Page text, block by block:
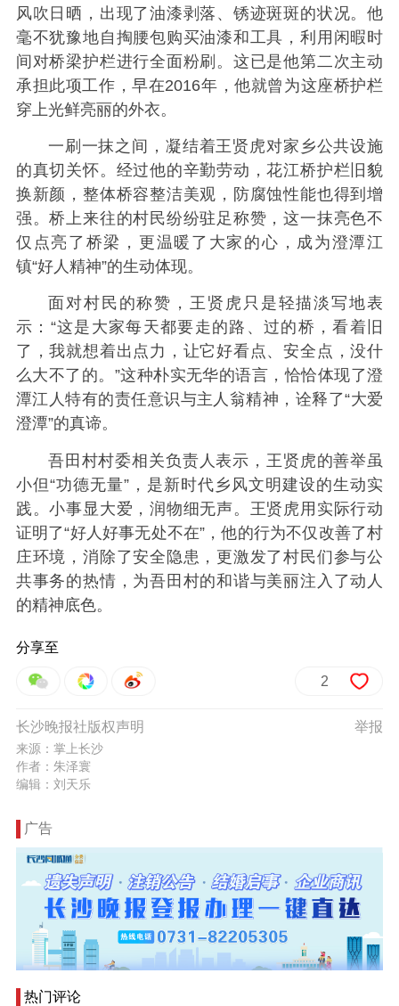
风吹日晒，出现了油漆剥落、锈迹斑斑的状况。他
毫不犹豫地自掏腰包购买油漆和工具，利用闲暇时
间对桥梁护栏进行全面粉刷。这已是他第二次主动
承担此项工作，早在2016年，他就曾为这座桥护栏
穿上光鲜亮丽的外衣。
一刷一抹之间，凝结着王贤虎对家乡公共设施
的真切关怀。经过他的辛勤劳动，花江桥护栏旧貌
换新颜，整体桥容整洁美观，防腐蚀性能也得到增
强。桥上来往的村民纷纷驻足称赞，这一抹亮色不
仅点亮了桥梁，更温暖了大家的心，成为澄潭江
镇“好人精神”的生动体现。
面对村民的称赞，王贤虎只是轻描淡写地表
示：“这是大家每天都要走的路、过的桥，看着旧
了，我就想着出点力，让它好看点、安全点，没什
么大不了的。”这种朴实无华的语言，恰恰体现了澄
潭江人特有的责任意识与主人翁精神，诠释了“大爱
澄潭”的真谛。
吾田村村委相关负责人表示，王贤虎的善举虽
小但“功德无量”，是新时代乡风文明建设的生动实
践。小事显大爱，润物细无声。王贤虎用实际行动
证明了“好人好事无处不在”，他的行为不仅改善了村
庄环境，消除了安全隐患，更激发了村民们参与公
共事务的热情，为吾田村的和谐与美丽注入了动人
的精神底色。
分享至
2
举报
长沙晚报社版权声明
来源：掌上长沙
作者：朱泽寰
编辑：刘天乐
广告
热门评论